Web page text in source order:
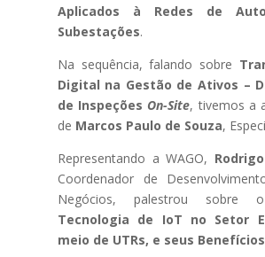
Aplicados à Redes de
Subestações.
Na sequência, falando sobre
Digital na Gestão de Ativos –
de Inspeções On-Site, tivemos a
de Marcos Paulo de Souza,
Representando a WAGO,
Coordenador de
Negócios, palestrou sobre
Tecnologia de IoT no Setor
meio de UTRs, e seus Benefícios